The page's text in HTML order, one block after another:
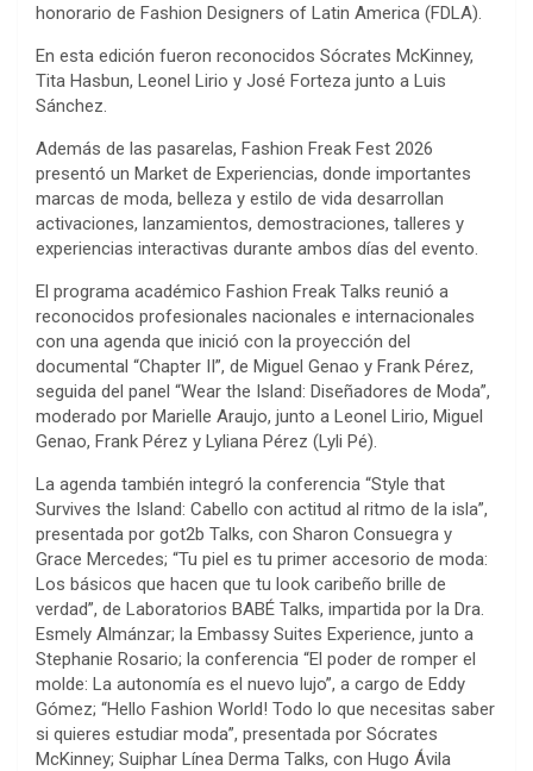
honorario de Fashion Designers of Latin America (FDLA).
En esta edición fueron reconocidos Sócrates McKinney,
Tita Hasbun, Leonel Lirio y José Forteza junto a Luis
Sánchez.
Además de las pasarelas, Fashion Freak Fest 2026
presentó un Market de Experiencias, donde importantes
marcas de moda, belleza y estilo de vida desarrollan
activaciones, lanzamientos, demostraciones, talleres y
experiencias interactivas durante ambos días del evento.
El programa académico Fashion Freak Talks reunió a
reconocidos profesionales nacionales e internacionales
con una agenda que inició con la proyección del
documental “Chapter II”, de Miguel Genao y Frank Pérez,
seguida del panel “Wear the Island: Diseñadores de Moda”,
moderado por Marielle Araujo, junto a Leonel Lirio, Miguel
Genao, Frank Pérez y Lyliana Pérez (Lyli Pé).
La agenda también integró la conferencia “Style that
Survives the Island: Cabello con actitud al ritmo de la isla”,
presentada por got2b Talks, con Sharon Consuegra y
Grace Mercedes; “Tu piel es tu primer accesorio de moda:
Los básicos que hacen que tu look caribeño brille de
verdad”, de Laboratorios BABÉ Talks, impartida por la Dra.
Esmely Almánzar; la Embassy Suites Experience, junto a
Stephanie Rosario; la conferencia “El poder de romper el
molde: La autonomía es el nuevo lujo”, a cargo de Eddy
Gómez; “Hello Fashion World! Todo lo que necesitas saber
si quieres estudiar moda”, presentada por Sócrates
McKinney; Suiphar Línea Derma Talks, con Hugo Ávila